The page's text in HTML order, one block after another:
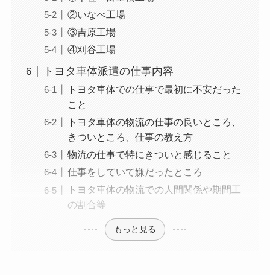
②いなべ工場
③吉原工場
④刈谷工場
トヨタ車体派遣の仕事内容
トヨタ車体での仕事で最初に不安だった
こと
トヨタ車体の物流の仕事の良いところ、
きついところ、仕事の教え方
物流の仕事で特にきついと感じること
仕事をしていて嫌だったところ
トヨタ車体の物流での人間関係や期間工
の割合等
もっと見る